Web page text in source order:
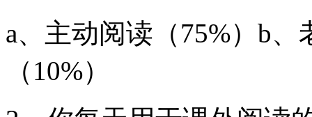
a、主动阅读（75%）b
（10%）